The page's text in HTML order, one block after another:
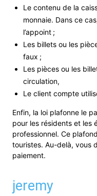
Le contenu de la
monnaie. Dans ce
l’appoint ;
Les billets ou les
faux ;
Les pièces ou les
circulation,
Le client compte
Enfin, la loi plafonne le
pour les résidents et les
professionnel. Ce
touristes. Au-delà, vous
paiement.
jeremy